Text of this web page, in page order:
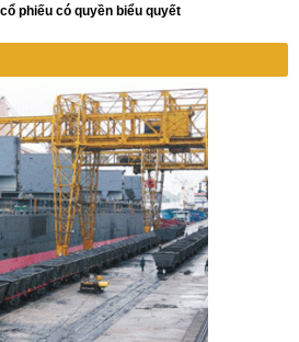
phiếu có quyền biểu quyết